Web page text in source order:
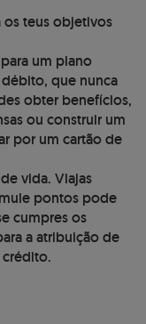
os teus objetivos
um plano
que nunca
obter benefícios,
ou construir um
por um cartão de
vida. Viajas
pontos pode
cumpres os
a atribuição de